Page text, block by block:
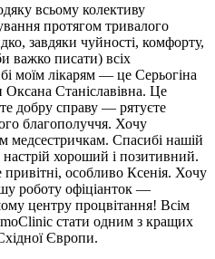
всьому колективу
протягом тривалого
завдяки чуйності, комфорту,
важко писати) всіх
моїм лікарям — це Серьогіна
Станіславівна. Це
добру справу — рятуєте
благополуччя. Хочу
Спасибі нашій
настрій хороший і позитивний.
особливо Ксенія. Хочу
роботу офіціанток —
центру процвітання! Всім
стати одним з кращих
Європи.